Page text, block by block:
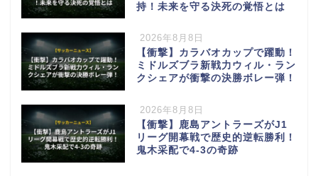
持！未来を守る決死の覚悟とは
2026年8月8日
【衝撃】カラバオカップで躍動！
ミドルズブラ新戦力ウィル・ラン
クシェアが衝撃の決勝ボレー弾！
2026年8月8日
【衝撃】鹿島アントラーズがJ1
リーグ開幕戦で歴史的逆転勝利！
鬼木采配で4-3の奇跡